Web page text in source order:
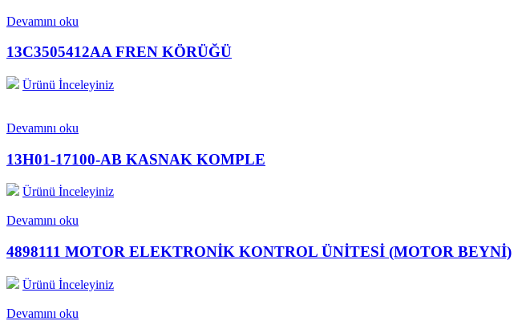
Devamını oku
13C3505412AA FREN KÖRÜĞÜ
Ürünü İnceleyiniz
Devamını oku
13H01-17100-AB KASNAK KOMPLE
Ürünü İnceleyiniz
Devamını oku
4898111 MOTOR ELEKTRONİK KONTROL ÜNİTESİ (MOTOR BEYNİ)
Ürünü İnceleyiniz
Devamını oku